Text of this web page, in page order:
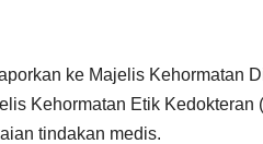
ke Majelis Kehormatan
Kehormatan Etik Kedokteran
tindakan medis.